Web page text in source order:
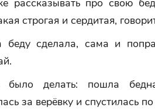
рассказывать про свою
строгая и сердитая,
сделала, сама и
было делать: пошла
за верёвку и спустилась